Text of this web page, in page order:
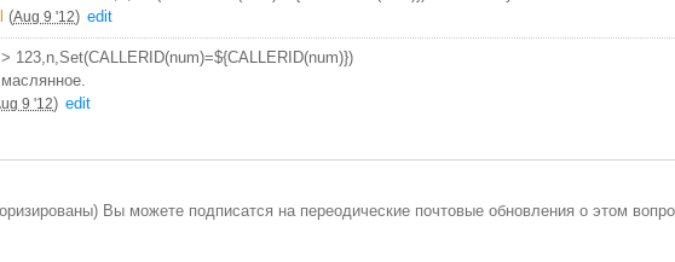
(Aug 9 '12) edit
123,n,Set(CALLERID(num)=${CALLERID(num)})
9 '12) edit
Вы можете подписатся на переодические почтовые обновления о этом